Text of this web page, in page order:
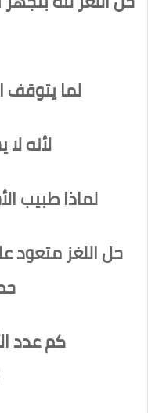
لما يتوقف
لأنه
لماذا طبيب
حل اللغز متعود
كم عدد